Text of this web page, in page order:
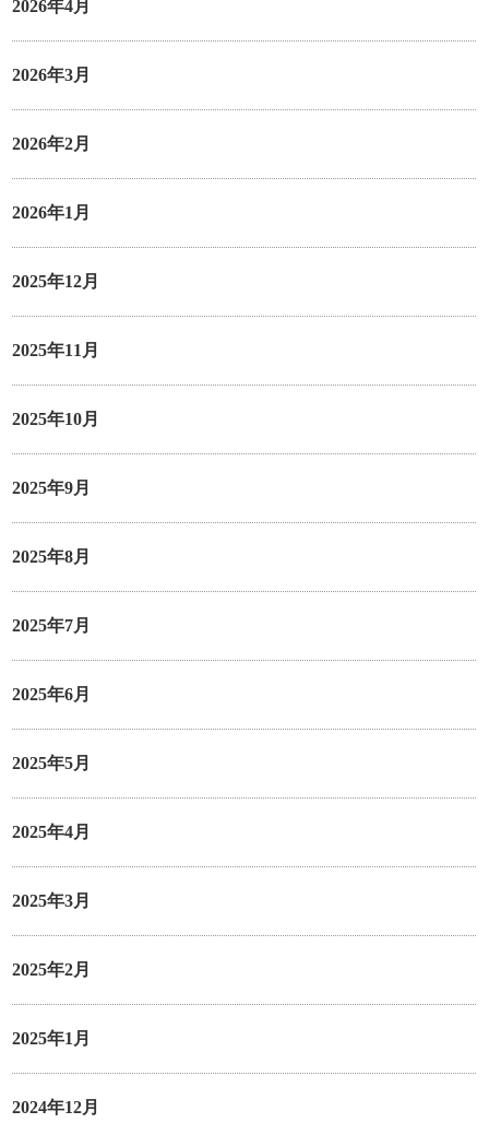
2026年4月
2026年3月
2026年2月
2026年1月
2025年12月
2025年11月
2025年10月
2025年9月
2025年8月
2025年7月
2025年6月
2025年5月
2025年4月
2025年3月
2025年2月
2025年1月
2024年12月